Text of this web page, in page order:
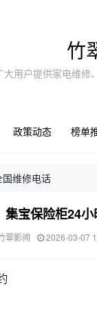
竹
大用户提供家电维修
政策动态 榜单
维修电话
集宝保险柜24
翠影闻 2026-03-07